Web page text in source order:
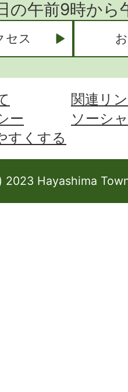
の午前9時か
セス
関連リ
ー
ソーシ
すくする
Hayashima